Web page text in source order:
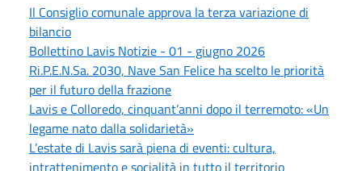
Il Consiglio comunale approva la terza variazione di
bilancio
Bollettino Lavis Notizie - 01 - giugno 2026
Ri.P.E.N.Sa. 2030, Nave San Felice ha scelto le priorità
per il futuro della frazione
Lavis e Colloredo, cinquant’anni dopo il terremoto: «Un
legame nato dalla solidarietà»
L’estate di Lavis sarà piena di eventi: cultura,
intrattenimento e socialità in tutto il territorio